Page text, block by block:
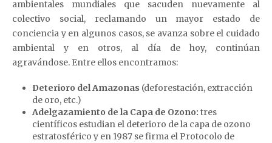
ambientales mundiales que sacuden nuevamente al
colectivo social, reclamando un mayor estado de
conciencia y en algunos casos, se avanza sobre el cuidado
ambiental y en otros, al día de hoy, continúan
agravándose. Entre ellos encontramos:
Deterioro del Amazonas (deforestación, extracción
de oro, etc.)
Adelgazamiento de la Capa de Ozono: tres
científicos estudian el deterioro de la capa de ozono
estratosférico y en 1987 se firma el Protocolo de